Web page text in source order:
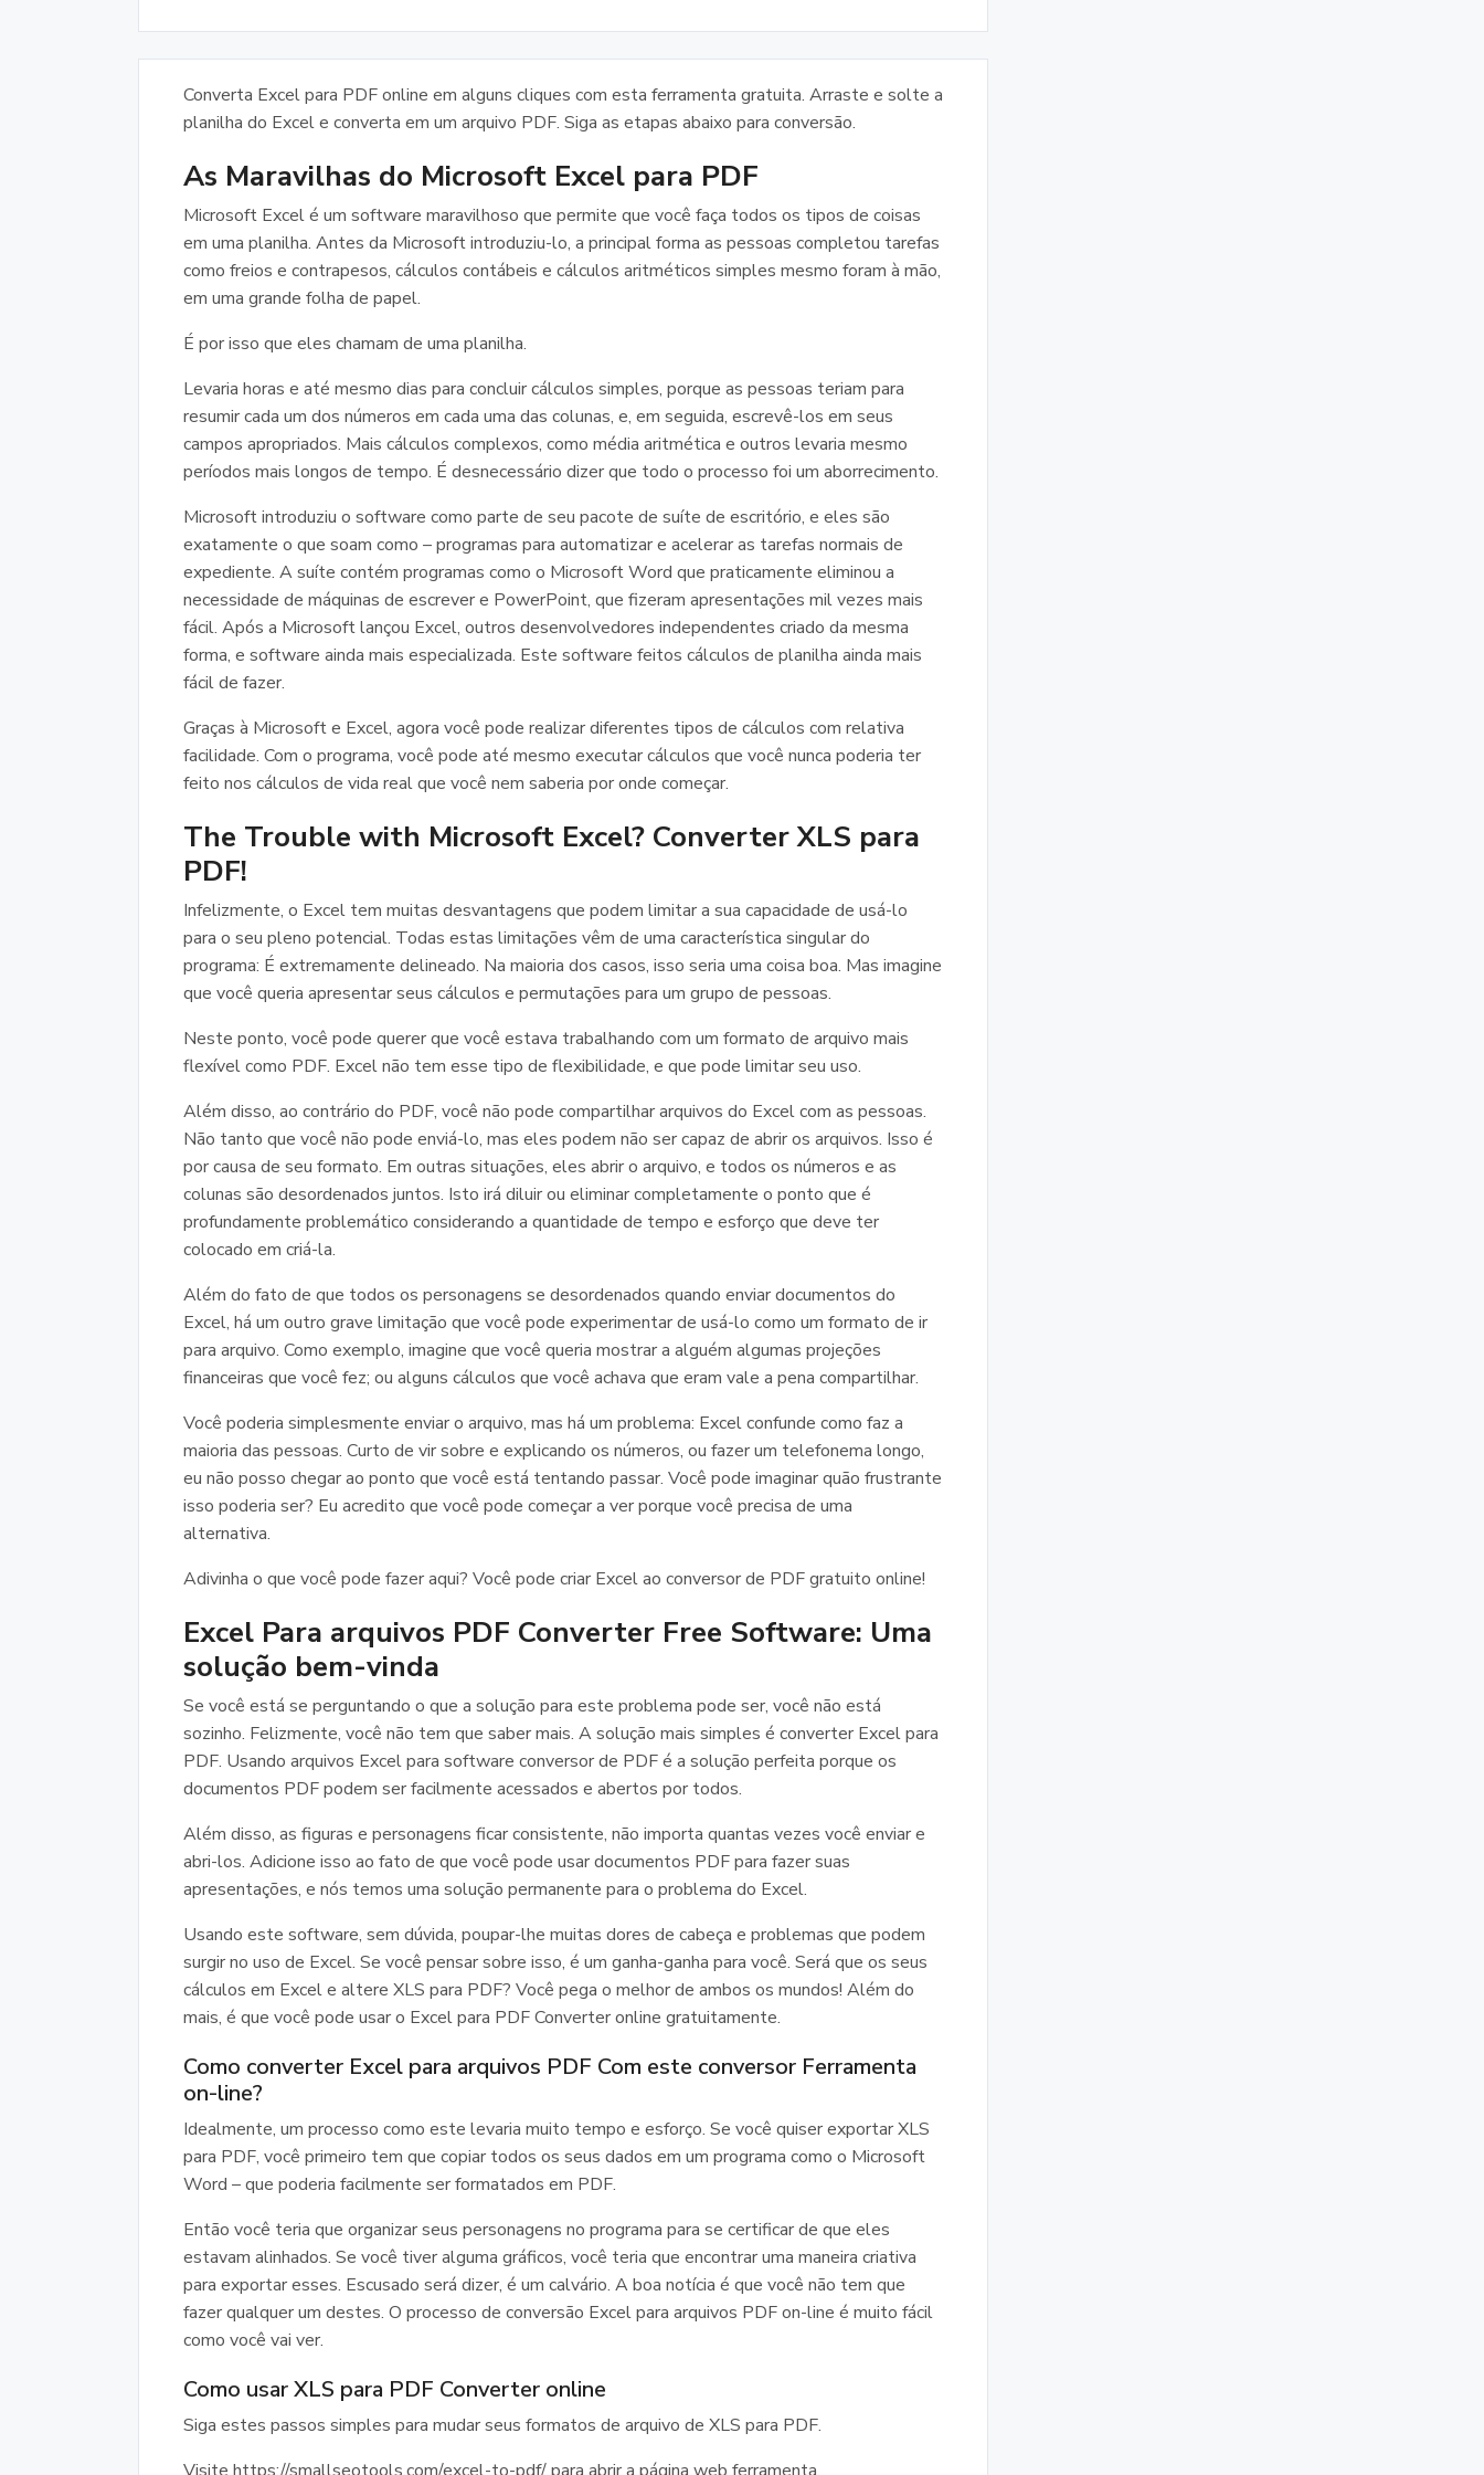
Converta Excel para PDF online em alguns cliques com esta ferramenta gratuita. Arraste e solte a
planilha do Excel e converta em um arquivo PDF. Siga as etapas abaixo para conversão.
As Maravilhas do Microsoft Excel para PDF
Microsoft Excel é um software maravilhoso que permite que você faça todos os tipos de coisas
em uma planilha. Antes da Microsoft introduziu-lo, a principal forma as pessoas completou tarefas
como freios e contrapesos, cálculos contábeis e cálculos aritméticos simples mesmo foram à mão,
em uma grande folha de papel.
É por isso que eles chamam de uma planilha.
Levaria horas e até mesmo dias para concluir cálculos simples, porque as pessoas teriam para
resumir cada um dos números em cada uma das colunas, e, em seguida, escrevê-los em seus
campos apropriados. Mais cálculos complexos, como média aritmética e outros levaria mesmo
períodos mais longos de tempo. É desnecessário dizer que todo o processo foi um aborrecimento.
Microsoft introduziu o software como parte de seu pacote de suíte de escritório, e eles são
exatamente o que soam como – programas para automatizar e acelerar as tarefas normais de
expediente. A suíte contém programas como o Microsoft Word que praticamente eliminou a
necessidade de máquinas de escrever e PowerPoint, que fizeram apresentações mil vezes mais
fácil. Após a Microsoft lançou Excel, outros desenvolvedores independentes criado da mesma
forma, e software ainda mais especializada. Este software feitos cálculos de planilha ainda mais
fácil de fazer.
Graças à Microsoft e Excel, agora você pode realizar diferentes tipos de cálculos com relativa
facilidade. Com o programa, você pode até mesmo executar cálculos que você nunca poderia ter
feito nos cálculos de vida real que você nem saberia por onde começar.
The Trouble with Microsoft Excel? Converter XLS para
PDF!
Infelizmente, o Excel tem muitas desvantagens que podem limitar a sua capacidade de usá-lo
para o seu pleno potencial. Todas estas limitações vêm de uma característica singular do
programa: É extremamente delineado. Na maioria dos casos, isso seria uma coisa boa. Mas imagine
que você queria apresentar seus cálculos e permutações para um grupo de pessoas.
Neste ponto, você pode querer que você estava trabalhando com um formato de arquivo mais
flexível como PDF. Excel não tem esse tipo de flexibilidade, e que pode limitar seu uso.
Além disso, ao contrário do PDF, você não pode compartilhar arquivos do Excel com as pessoas.
Não tanto que você não pode enviá-lo, mas eles podem não ser capaz de abrir os arquivos. Isso é
por causa de seu formato. Em outras situações, eles abrir o arquivo, e todos os números e as
colunas são desordenados juntos. Isto irá diluir ou eliminar completamente o ponto que é
profundamente problemático considerando a quantidade de tempo e esforço que deve ter
colocado em criá-la.
Além do fato de que todos os personagens se desordenados quando enviar documentos do
Excel, há um outro grave limitação que você pode experimentar de usá-lo como um formato de ir
para arquivo. Como exemplo, imagine que você queria mostrar a alguém algumas projeções
financeiras que você fez; ou alguns cálculos que você achava que eram vale a pena compartilhar.
Você poderia simplesmente enviar o arquivo, mas há um problema: Excel confunde como faz a
maioria das pessoas. Curto de vir sobre e explicando os números, ou fazer um telefonema longo,
eu não posso chegar ao ponto que você está tentando passar. Você pode imaginar quão frustrante
isso poderia ser? Eu acredito que você pode começar a ver porque você precisa de uma
alternativa.
Adivinha o que você pode fazer aqui? Você pode criar Excel ao conversor de PDF gratuito online!
Excel Para arquivos PDF Converter Free Software: Uma
solução bem-vinda
Se você está se perguntando o que a solução para este problema pode ser, você não está
sozinho. Felizmente, você não tem que saber mais. A solução mais simples é converter Excel para
PDF. Usando arquivos Excel para software conversor de PDF é a solução perfeita porque os
documentos PDF podem ser facilmente acessados ​​e abertos por todos.
Além disso, as figuras e personagens ficar consistente, não importa quantas vezes você enviar e
abri-los. Adicione isso ao fato de que você pode usar documentos PDF para fazer suas
apresentações, e nós temos uma solução permanente para o problema do Excel.
Usando este software, sem dúvida, poupar-lhe muitas dores de cabeça e problemas que podem
surgir no uso de Excel. Se você pensar sobre isso, é um ganha-ganha para você. Será que os seus
cálculos em Excel e altere XLS para PDF? Você pega o melhor de ambos os mundos! Além do
mais, é que você pode usar o Excel para PDF Converter online gratuitamente.
Como converter Excel para arquivos PDF Com este conversor Ferramenta
on-line?
Idealmente, um processo como este levaria muito tempo e esforço. Se você quiser exportar XLS
para PDF, você primeiro tem que copiar todos os seus dados em um programa como o Microsoft
Word – que poderia facilmente ser formatados em PDF.
Então você teria que organizar seus personagens no programa para se certificar de que eles
estavam alinhados. Se você tiver alguma gráficos, você teria que encontrar uma maneira criativa
para exportar esses. Escusado será dizer, é um calvário. A boa notícia é que você não tem que
fazer qualquer um destes. O processo de conversão Excel para arquivos PDF on-line é muito fácil
como você vai ver.
Como usar XLS para PDF Converter online
Siga estes passos simples para mudar seus formatos de arquivo de XLS para PDF.